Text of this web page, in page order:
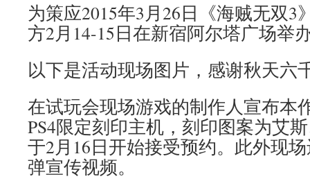
为策应2015年3月26日《海贼无双3
方2月14-15日在新宿阿尔塔广场举
以下是活动现场图片，感谢秋天六
在试玩会现场游戏的制作人宣布本
PS4限定刻印主机，刻印图案为艾
于2月16日开始接受预约。此外现
弹宣传视频。